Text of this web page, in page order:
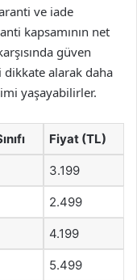
ve iade
kapsamının net
güven
alarak daha
yaşayabilirler.
Fiyat (TL)
3.199
2.499
4.199
5.499